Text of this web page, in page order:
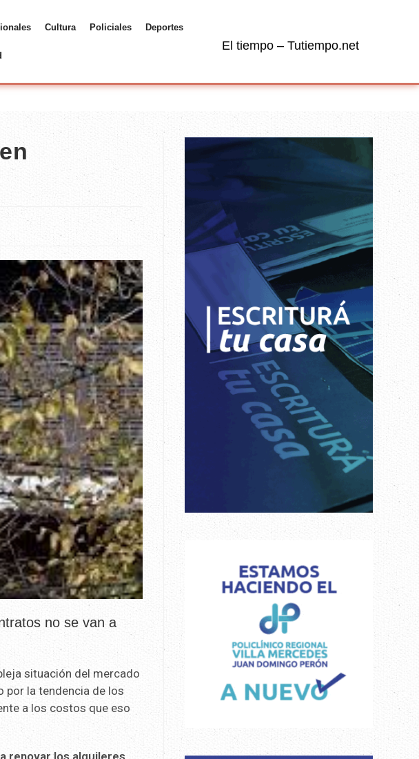
Cultura Policiales Deportes
El tiempo – Tutiempo.net
no se van a
situación del mercado
por la tendencia de los
a los costos que eso
renovar los alquileres,